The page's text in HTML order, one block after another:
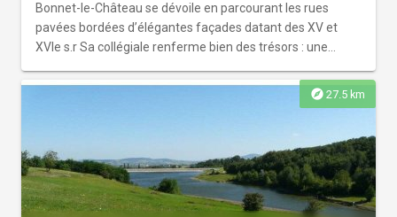
Bonnet-le-Château se dévoile en parcourant les rues
pavées bordées d’élégantes façades datant des XV et
XVIe s.r Sa collégiale renferme bien des trésors : une
explore 27.5 km